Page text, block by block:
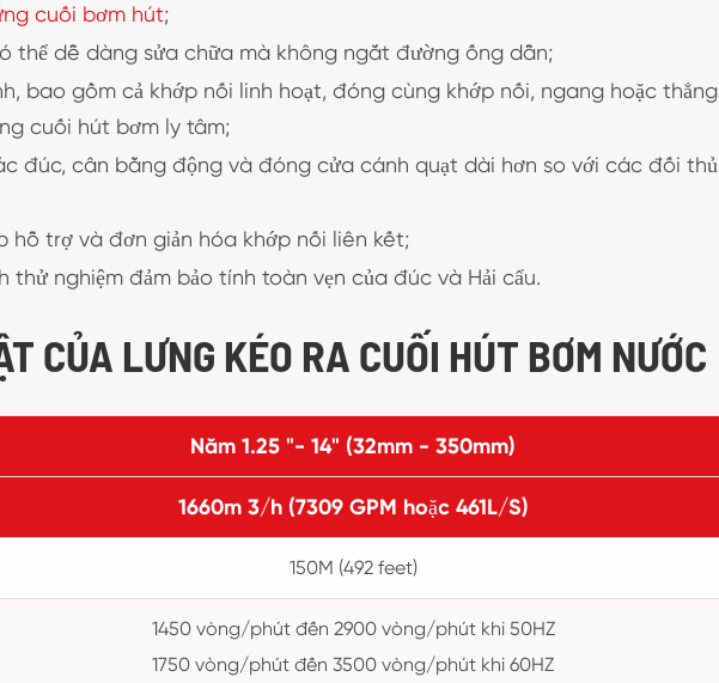
cuối bơm hút;
thể dễ dàng sửa chữa mà không ngắt đường ống dẫn;
bao gồm cả khớp nối linh hoạt, đóng cùng khớp nối, ngang hoặc thẳng
cuối hút bơm ly tâm;
đúc, cân bằng động và đóng cửa cánh quạt dài hơn so với các đối thủ
hỗ trợ và đơn giản hóa khớp nối liên kết;
nghiệm đảm bảo tính toàn vẹn của đúc và Hải cẩu.
CỦA LƯNG KÉO RA CUỐI HÚT BƠM NƯỚC
Năm 1.25 "- 14" (32mm - 350mm)
1660m 3/h (7309 GPM hoặc 461L/S)
150M (492 feet)
1450 vòng/phút đến 2900 vòng/phút khi 50HZ
1750 vòng/phút đến 3500 vòng/phút khi 60HZ